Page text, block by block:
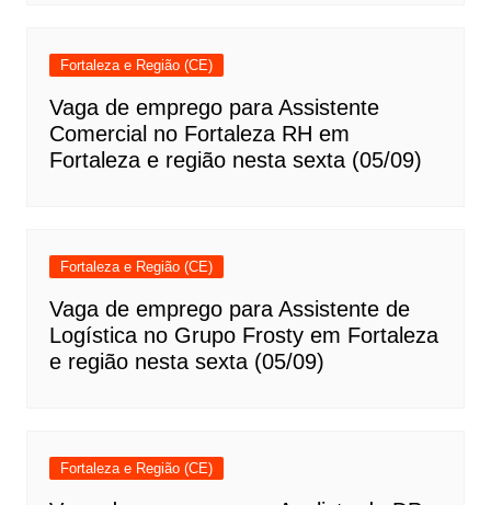
Fortaleza e Região (CE)
Vaga de emprego para Assistente
Comercial no Fortaleza RH em
Fortaleza e região nesta sexta (05/09)
Fortaleza e Região (CE)
Vaga de emprego para Assistente de
Logística no Grupo Frosty em Fortaleza
e região nesta sexta (05/09)
Fortaleza e Região (CE)